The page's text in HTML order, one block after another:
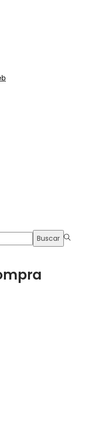
Buscar